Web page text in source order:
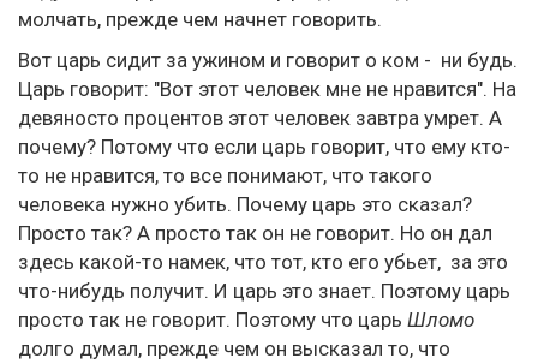
молчать, прежде чем начнет говорить.
Вот царь сидит за ужином и говорит о ком - ни будь.
Царь говорит: "Вот этот человек мне не нравится". На
девяносто процентов этот человек завтра умрет. А
почему? Потому что если царь говорит, что ему кто-
то не нравится, то все понимают, что такого
человека нужно убить. Почему царь это сказал?
Просто так? А просто так он не говорит. Но он дал
здесь какой-то намек, что тот, кто его убьет, за это
что-нибудь получит. И царь это знает. Поэтому царь
просто так не говорит. Поэтому что царь Шломо
долго думал, прежде чем он высказал то, что